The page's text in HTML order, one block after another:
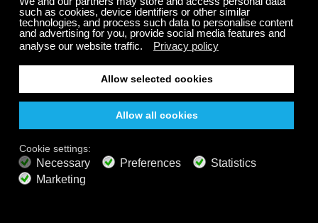
stream omgevingsgeluiden, zoals Calm Radio’s
meditatie muziek kanaalDRONES, om te helpen één
enkele focus op je meditatie oefeningen te hebben.
Adem natuurlijk, focus op je ademhaling en de
rustige op en neerwaartse bewegingen van je borst.
Voel het gewicht van je handen op je benen.
Apprecieer de steun van de aarde onder je. Laat elk
binnendringen uit je geest drijven als passerende
wolken. Kom altijd terug naar de adem.